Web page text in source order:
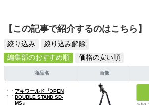
【この記事で紹介するのはこちら】
絞り込み
絞り込み解除
編集部のおすすめ順
価格の安い順
商品名 画像
アキワールド『OPEN
DOUBLE STAND SD-
MS』
※各社